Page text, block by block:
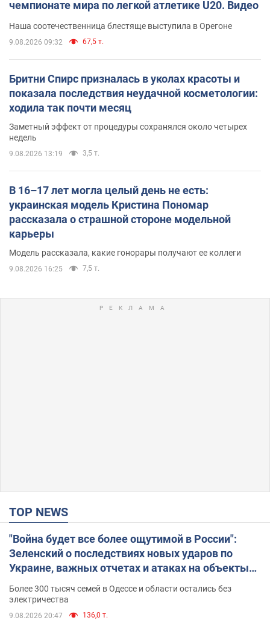
чемпионате мира по легкой атлетике U20. Видео
Наша соотечественница блестяще выступила в Орегоне
9.08.2026 09:32 67,5 т.
Бритни Спирс призналась в уколах красоты и
показала последствия неудачной косметологии:
ходила так почти месяц
Заметный эффект от процедуры сохранялся около четырех
недель
9.08.2026 13:19 3,5 т.
В 16–17 лет могла целый день не есть:
украинская модель Кристина Пономар
рассказала о страшной стороне модельной
карьеры
Модель рассказала, какие гонорары получают ее коллеги
9.08.2026 16:25 7,5 т.
TOP NEWS
"Война будет все более ощутимой в России":
Зеленский о последствиях новых ударов по
Украине, важных отчетах и атаках на объекты
противника. Видео
Более 300 тысяч семей в Одессе и области остались без
электричества
9.08.2026 20:47 136,0 т.